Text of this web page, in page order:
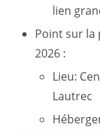
lien
Point sur la
2026 :
Lieu:
Lautrec